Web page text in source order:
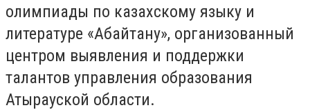
олимпиады по казахскому языку и
литературе «Абайтану», организованный
центром выявления и поддержки
талантов управления образования
Атырауской области.